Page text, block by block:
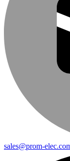
sales@prom-